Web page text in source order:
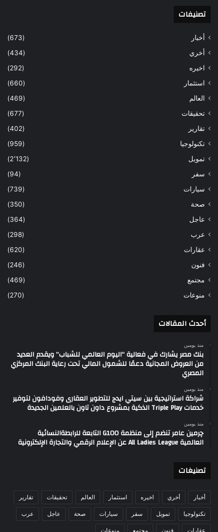
تصنيفات
أخبار
(673)
أخري
(434)
اخيره
(292)
استثمار
(660)
العالم
(469)
تحقيقات
(677)
تقارير
(402)
تكنولوجيا
(959)
تمويل
(2٬132)
سفر
(94)
سيارات
(739)
صحة
(350)
عاجل
(364)
عرب
(298)
عقارات
(620)
فنون
(246)
مجتمع
(469)
منوعات
(270)
أحدث المقالات
منذ يومين
بنك مصر يشارك في فعالية “اليوم العالمي للشباب” ويقدم العديد
من العروض المجانية دعمًا للشمول المالي تحت رعاية البنك المركزي
المصري
منذ يومين
شراكة استراتيجية بين سيتي ايدج للتطوير العقارى وفودافون لتوفير
خدمات Triple Play الذكية بمشروع داون تاون بالعلمين الجديدة
منذ يومين
چرمين عامر تنضم إلى منظمة G100 التابعة للرابطةالنسائية
العالمية All Ladies League عن الإعلام الرقمي والتجارة الإلكترونية
تصنيغات
أخبار أخري اخيره استثمار العالم تحقيقات تقارير
تكنولوجيا تمويل سفر سيارات صحة عاجل عرب
عقارات فنون مجتمع منوعات